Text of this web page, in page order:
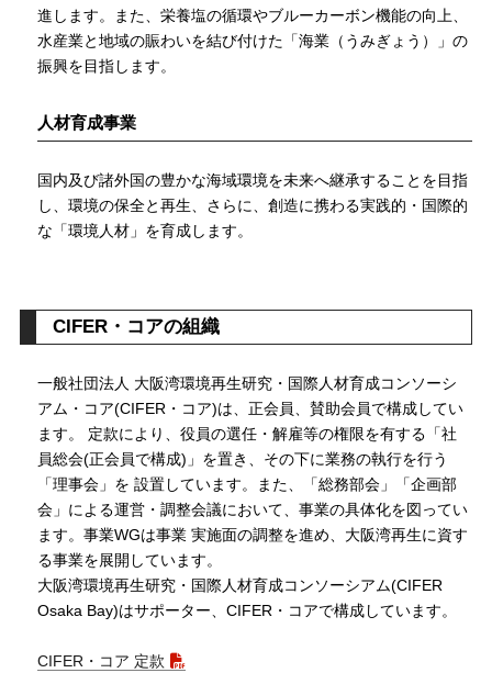
進します。また、栄養塩の循環やブルーカーボン機能の向上、
水産業と地域の賑わいを結び付けた「海業（うみぎょう）」の
振興を目指します。
人材育成事業
国内及び諸外国の豊かな海域環境を未来へ継承することを目指
し、環境の保全と再生、さらに、創造に携わる実践的・国際的
な「環境人材」を育成します。
CIFER・コアの組織
一般社団法人 大阪湾環境再生研究・国際人材育成コンソーシ
アム・コア(CIFER・コア)は、正会員、賛助会員で構成してい
ます。 定款により、役員の選任・解雇等の権限を有する「社
員総会(正会員で構成)」を置き、その下に業務の執行を行う
「理事会」を 設置しています。また、「総務部会」「企画部
会」による運営・調整会議において、事業の具体化を図ってい
ます。事業WGは事業 実施面の調整を進め、大阪湾再生に資す
る事業を展開しています。
大阪湾環境再生研究・国際人材育成コンソーシアム(CIFER
Osaka Bay)はサポーター、CIFER・コアで構成しています。
CIFER・コア 定款